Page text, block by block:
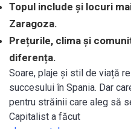
Topul include și locuri
Zaragoza.
Prețurile, clima și
diferența.
Soare, plaje și stil de viață
succesului în Spania. Dar
pentru străinii care aleg să
Capitalist a făcut